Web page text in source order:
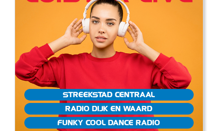
STREEKSTAD CENTRAAL
RADIO DIJK EN WAARD
FUNKY COOL DANCE RADIO